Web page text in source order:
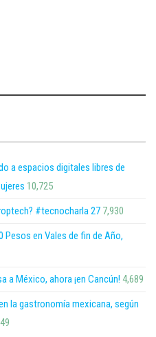
a espacios digitales libres de
10,725
#tecnocharla 27 7,930
Pesos en Vales de fin de Año,
a México, ahora ¡en Cancún! 4,689
la gastronomía mexicana, según